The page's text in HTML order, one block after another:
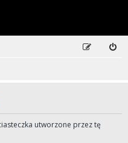
utworzone przez tę